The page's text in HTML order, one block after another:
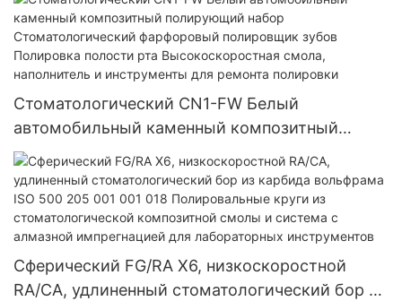
Стоматологический CN1-FW Белый
автомобильный каменный композитный
полирующий набор Стоматологический
фарфоровый полировщик зубов Полировка
полости рта Высокоскоростная смола,
наполнитель и инструменты для ремонта
Сферический FG/RA X6, низкоскоростной
RA/CA, удлиненный стоматологический бор из